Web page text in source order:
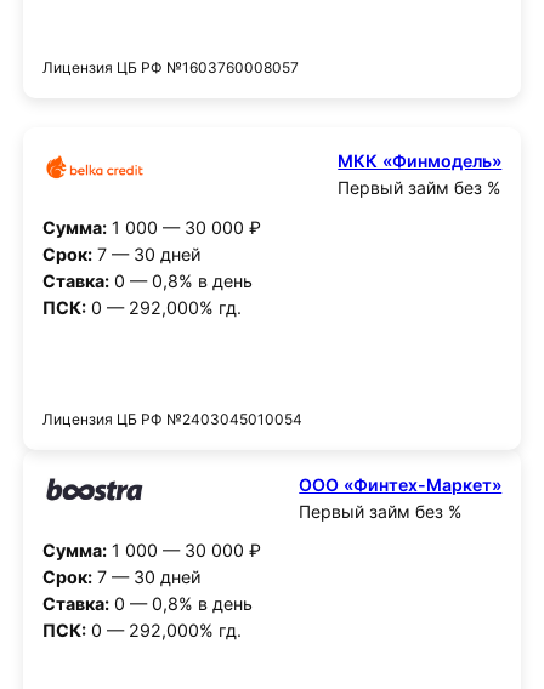
Лицензия ЦБ РФ №1603760008057
МКК «Финмодель»
Первый займ без %
Сумма:1 000 — 30 000 ₽
Срок:7 — 30 дней
Ставка:0 — 0,8% в день
ПСК:0 — 292,000% гд.
Лицензия ЦБ РФ №2403045010054
ООО «Финтех-Маркет»
Первый займ без %
Сумма:1 000 — 30 000 ₽
Срок:7 — 30 дней
Ставка:0 — 0,8% в день
ПСК:0 — 292,000% гд.